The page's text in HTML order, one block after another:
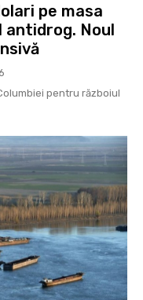
pe masa
antidrog. Noul
pentru războiul